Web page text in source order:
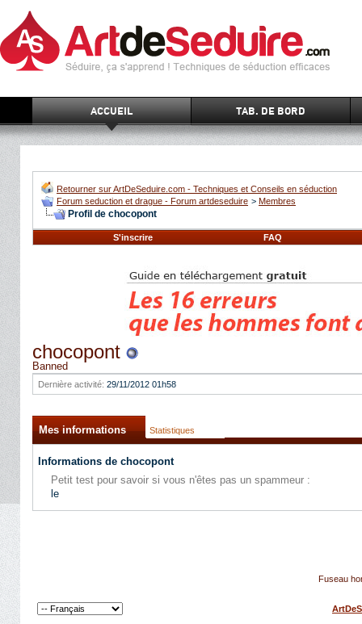
ACCUEIL TAB. DE BORD
Retourner sur ArtDeSeduire.com - Techniques et Conseils en séduction
Forum seduction et drague - Forum artdeseduire > Membres
Profil de chocopont
S'inscrire FAQ
chocopont
Banned
Dernière activité: 29/11/2012 01h58
Mes informations Statistiques
Informations de chocopont
Petit test pour savoir si vous n'êtes pas un spammeur :
le
Fuseau